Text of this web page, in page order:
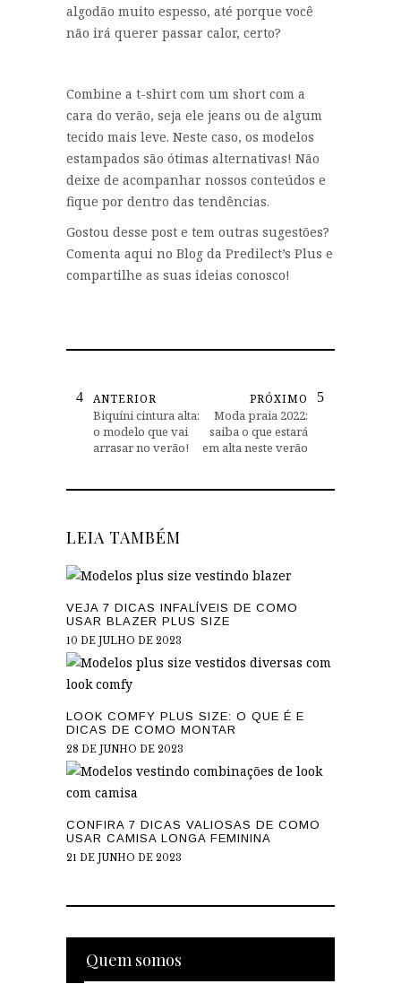
algodão muito espesso, até porque você
não irá querer passar calor, certo?
Combine a t-shirt com um short com a
cara do verão, seja ele jeans ou de algum
tecido mais leve. Neste caso, os modelos
estampados são ótimas alternativas! Não
deixe de acompanhar nossos conteúdos e
fique por dentro das tendências.
Gostou desse post e tem outras sugestões?
Comenta aqui no Blog da Predilect’s Plus e
compartilhe as suas ideias conosco!
ANTERIOR
Biquíni cintura alta:
o modelo que vai
arrasar no verão!
PRÓXIMO
Moda praia 2022:
saiba o que estará
em alta neste verão
LEIA TAMBÉM
VEJA 7 DICAS INFALÍVEIS DE COMO
USAR BLAZER PLUS SIZE
10 DE JULHO DE 2023
LOOK COMFY PLUS SIZE: O QUE É E
DICAS DE COMO MONTAR
28 DE JUNHO DE 2023
CONFIRA 7 DICAS VALIOSAS DE COMO
USAR CAMISA LONGA FEMININA
21 DE JUNHO DE 2023
Quem somos